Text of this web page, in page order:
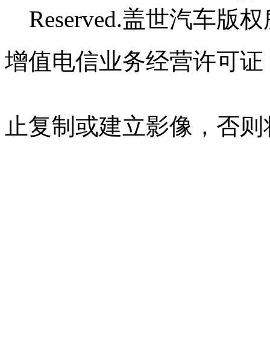
Reserved.盖世汽车版
增值电信业务经营许可证
止复制或建立影像，否